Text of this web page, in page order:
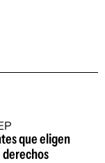
que eligen